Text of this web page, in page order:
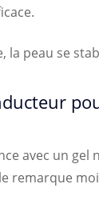
la peau se
avec un gel
remarque